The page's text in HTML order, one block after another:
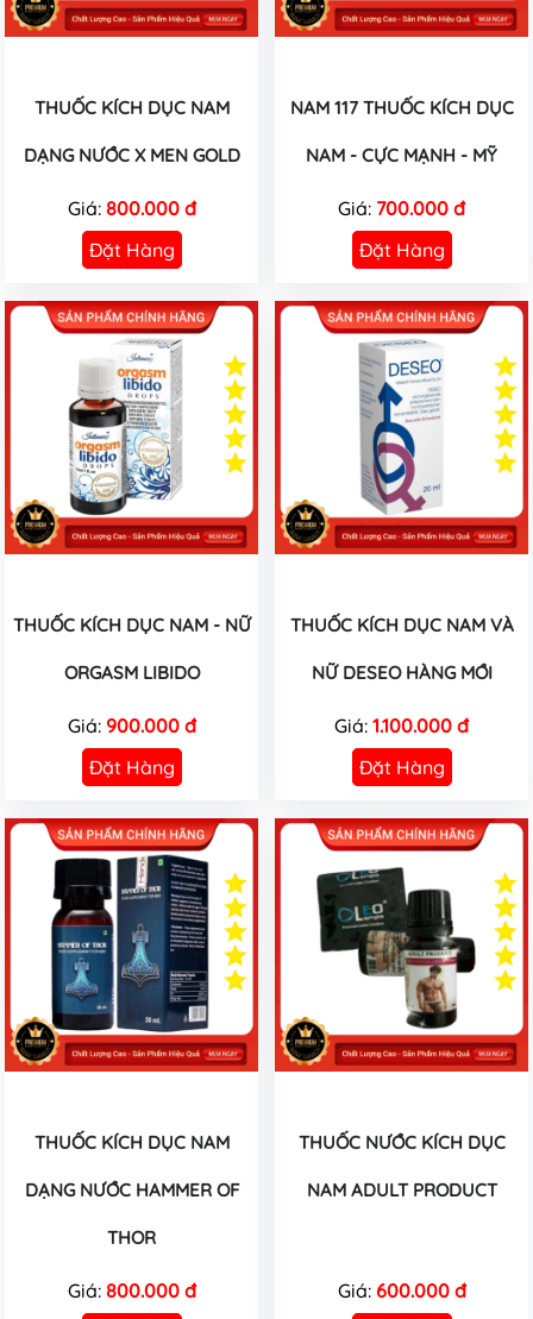
THUỐC KÍCH DỤC NAM
DẠNG NƯỚC X MEN GOLD
Giá: 800.000 đ
Đặt Hàng
NAM 117 THUỐC KÍCH DỤC
NAM - CỰC MẠNH - MỸ
Giá: 700.000 đ
Đặt Hàng
THUỐC KÍCH DỤC NAM - NỮ
ORGASM LIBIDO
Giá: 900.000 đ
Đặt Hàng
THUỐC KÍCH DỤC NAM VÀ
NỮ DESEO HÀNG MỚI
Giá: 1.100.000 đ
Đặt Hàng
THUỐC KÍCH DỤC NAM
DẠNG NƯỚC HAMMER OF
THOR
Giá: 800.000 đ
THUỐC NƯỚC KÍCH DỤC
NAM ADULT PRODUCT
Giá: 600.000 đ